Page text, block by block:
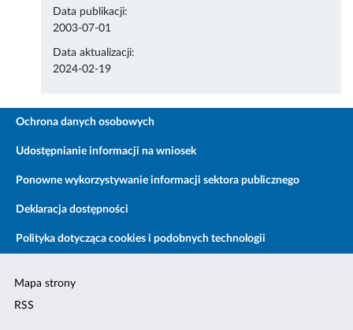
Data publikacji:
2003-07-01
Data aktualizacji:
2024-02-19
Ochrona danych osobowych
Udostępnianie informacji na wniosek
Ponowne wykorzystywanie informacji sektora publicznego
Deklaracja dostępności
Polityka dotycząca cookies i podobnych technologii
Mapa strony
RSS